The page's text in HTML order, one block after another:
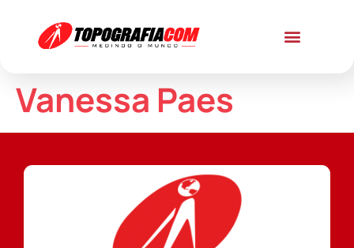
Vanessa Paes